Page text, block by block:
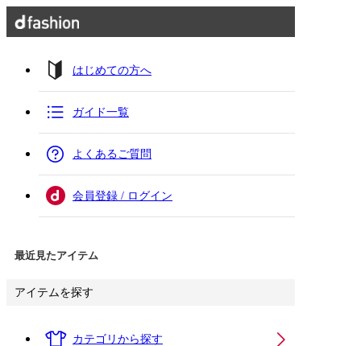
はじめての方へ
ガイド一覧
よくあるご質問
会員登録 / ログイン
最近見たアイテム
アイテムを探す
カテゴリから探す